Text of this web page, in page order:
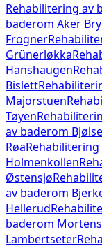
Rehabilitering av
baderom Aker
Frogner
Grünerløkka
Hanshaugen
Bislett
Majorstuen
Tøyen
av baderom
Røa
Holmenkollen
Østensjø
av baderom
Hellerud
baderom
Lambertseter